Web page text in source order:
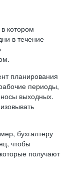
котором
в течение
планирования
периоды,
выходных.
бухгалтеру
чтобы
получают